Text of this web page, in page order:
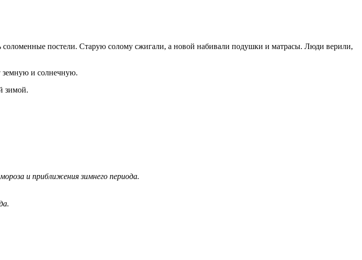
соломенные постели. Старую солому сжигали, а новой набивали подушки и матрасы. Люди верили,
земную и солнечную.
зимой.
и приближения зимнего периода.